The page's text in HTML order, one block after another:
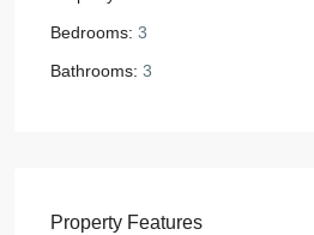
Bedrooms: 3
Bathrooms: 3
Property Features